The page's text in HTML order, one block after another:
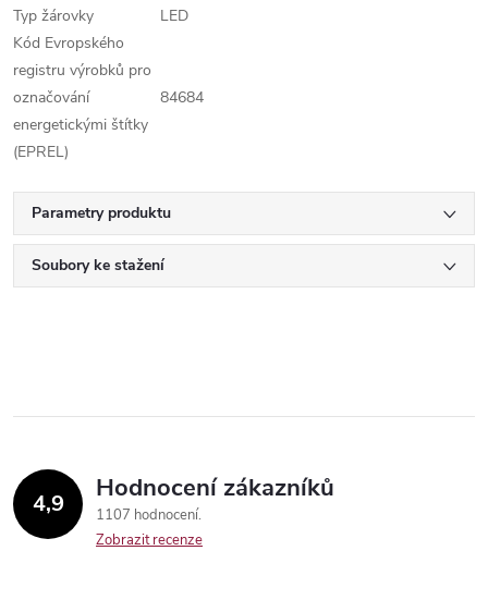
Typ žárovky
LED
Kód Evropského
registru výrobků pro
označování
energetickými štítky
(EPREL)
84684
Parametry produktu
Soubory ke stažení
4,9 Hodnocení zákazníků
1107 hodnocení
Zobrazit recenze